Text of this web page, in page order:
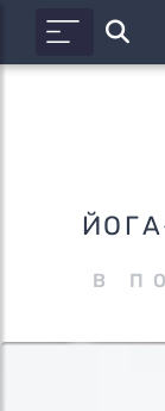
В